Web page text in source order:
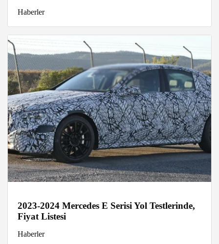
Haberler
2023-2024 Mercedes E Serisi Yol Testlerinde,
Fiyat Listesi
Haberler